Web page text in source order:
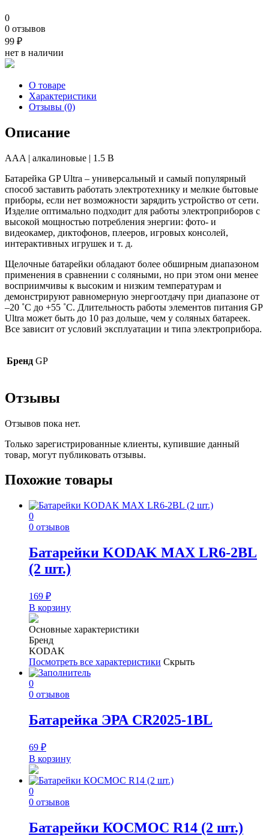
0
0 отзывов
99 ₽
нет в наличии
О товаре
Характеристики
Отзывы (0)
Описание
AAA | алкалиновые | 1.5 B
Батарейка GP Ultra – универсальный и самый популярный
способ заставить работать электротехнику и мелкие бытовые
приборы, если нет возможности зарядить устройство от сети.
Изделие оптимально подходит для работы электроприборов с
высокой мощностью потребления энергии: фото- и
видеокамер, диктофонов, плееров, игровых консолей,
интерактивных игрушек и т. д.
Щелочные батарейки обладают более обширным диапазоном
применения в сравнении с соляными, но при этом они менее
восприимчивы к высоким и низким температурам и
демонстрируют равномерную энергоотдачу при диапазоне от
–20 ˚С до +55 ˚С. Длительность работы элементов питания GP
Ultra может быть до 10 раз дольше, чем у соляных батареек.
Все зависит от условий эксплуатации и типа электроприбора.
Бренд GP
Отзывы
Отзывов пока нет.
Только зарегистрированные клиенты, купившие данный
товар, могут публиковать отзывы.
Похожие товары
0
0 отзывов
Батарейки KODAK MAX LR6-2BL
(2 шт.)
169 ₽
В корзину
Основные характеристики
Бренд
KODAK
Посмотреть все характеристики Скрыть
0
0 отзывов
Батарейка ЭРА CR2025-1BL
69 ₽
В корзину
0
0 отзывов
Батарейки КОСМОС R14 (2 шт.)